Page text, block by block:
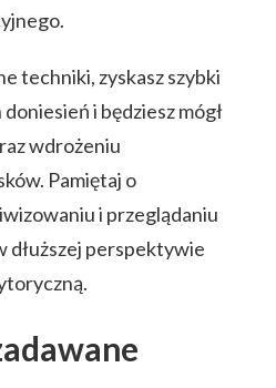
techniki, zyskasz szybki
i będziesz mógł
wdrożeniu
Pamiętaj o
i przeglądaniu
dłuższej perspektywie